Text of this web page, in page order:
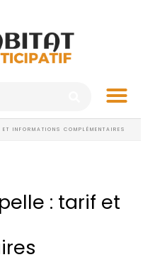
INFORMATIONS COMPLÉMENTAIRES
: tarif et